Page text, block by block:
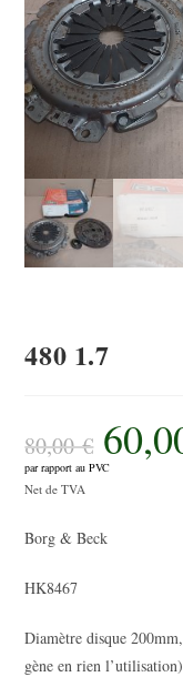
480 1.7
80,00€
Le
prix
initial
était :
par rapport au PVC
Le
actuel
60,00 €.
Net de TVA
Borg & Beck
HK8467
Diamètre disque
gène en rien l’utilisation)